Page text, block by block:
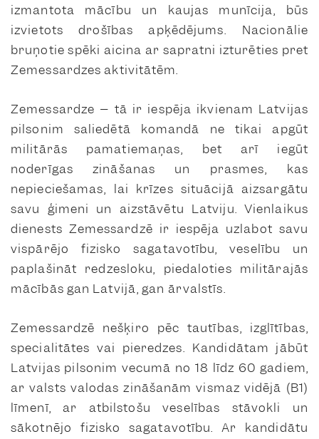
izmantota mācību un kaujas munīcija, būs
izvietots drošības apķēdējums. Nacionālie
bruņotie spēki aicina ar sapratni izturēties pret
Zemessardzes aktivitātēm.
Zemessardze – tā ir iespēja ikvienam Latvijas
pilsonim saliedētā komandā ne tikai apgūt
militārās pamatiemaņas, bet arī iegūt
noderīgas zināšanas un prasmes, kas
nepieciešamas, lai krīzes situācijā aizsargātu
savu ģimeni un aizstāvētu Latviju. Vienlaikus
dienests Zemessardzē ir iespēja uzlabot savu
vispārējo fizisko sagatavotību, veselību un
paplašināt redzesloku, piedaloties militārajās
mācībās gan Latvijā, gan ārvalstīs.
Zemessardzē nešķiro pēc tautības, izglītības,
specialitātes vai pieredzes. Kandidātam jābūt
Latvijas pilsonim vecumā no 18 līdz 60 gadiem,
ar valsts valodas zināšanām vismaz vidējā (B1)
līmenī, ar atbilstošu veselības stāvokli un
sākotnējo fizisko sagatavotību. Ar kandidātu